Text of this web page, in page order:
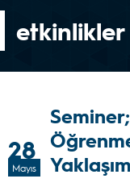
etkinlikler
28
Mayıs